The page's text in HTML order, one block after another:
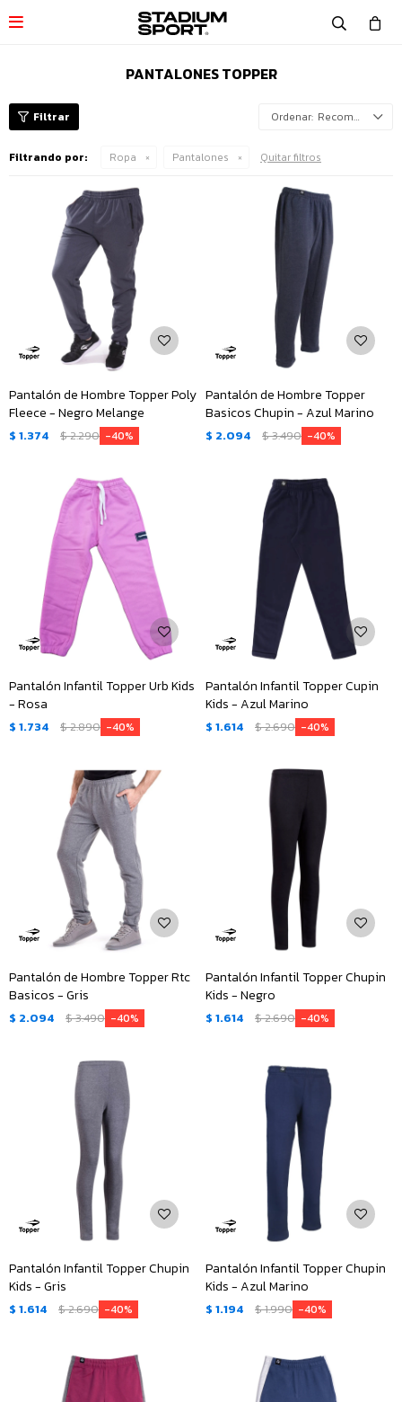

PANTALONES TOPPER
Recomendados
Filtrando por: Ropa Pantalones Quitar filtros
Pantalón de Hombre Topper Poly
Fleece - Negro Melange
$ 1.374 $2.290 40
Pantalón de Hombre Topper
Basicos Chupin - Azul Marino
$ 2.094 $3.490 40
Pantalón Infantil Topper Urb Kids
- Rosa
$ 1.734 $2.890 40
Pantalón Infantil Topper Cupin
Kids - Azul Marino
$ 1.614 $2.690 40
Pantalón de Hombre Topper Rtc
Basicos - Gris
$ 2.094 $3.490 40
Pantalón Infantil Topper Chupin
Kids - Negro
$ 1.614 $2.690 40
Pantalón Infantil Topper Chupin
Kids - Gris
$ 1.614 $2.690 40
Pantalón Infantil Topper Chupin
Kids - Azul Marino
$ 1.194 $1.990 40